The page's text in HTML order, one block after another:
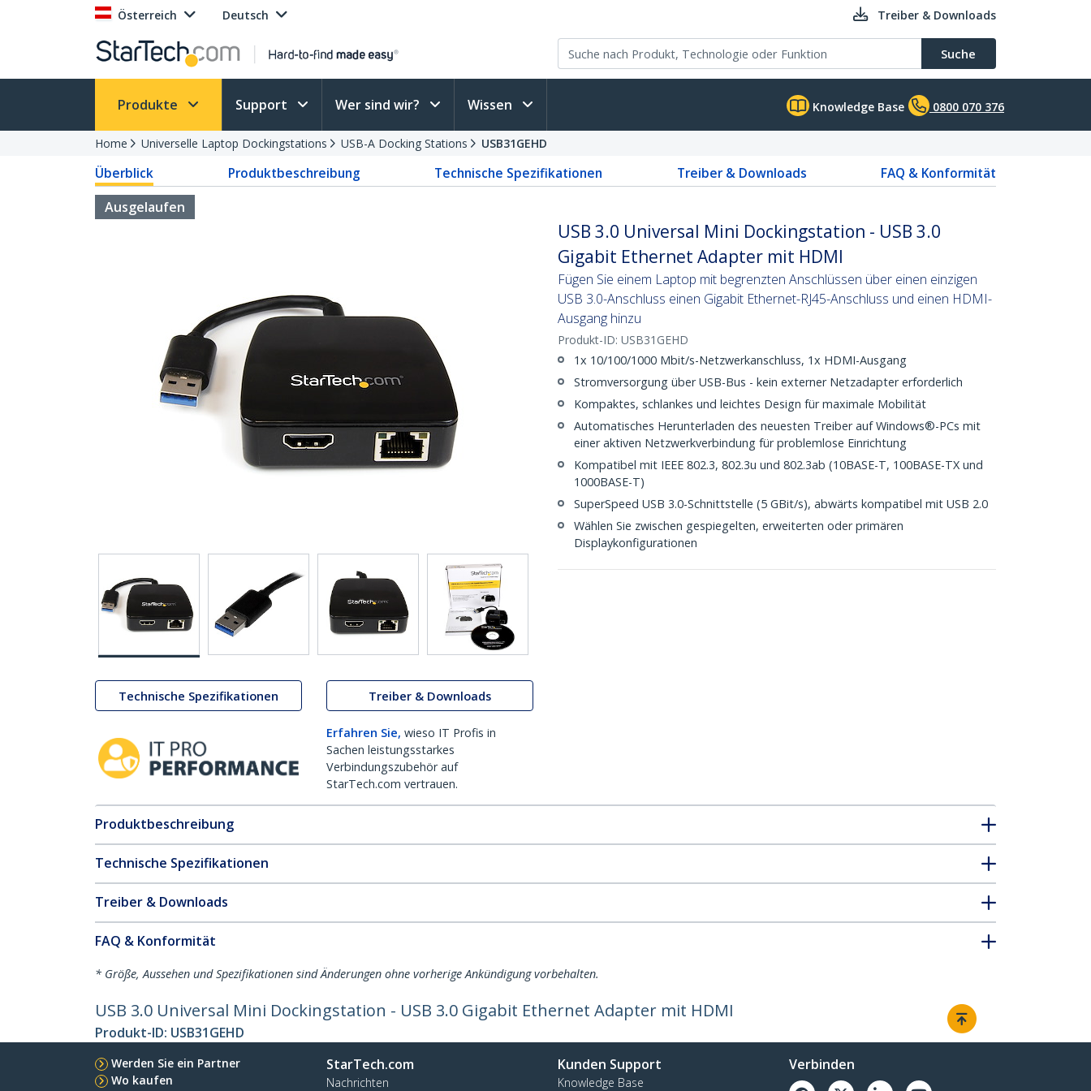
Österreich Deutsch Treiber & Downloads
Suche
Produkte Support Wer sind wir? Wissen Knowledge Base 0800 070 376
Home Universelle Laptop Dockingstations USB-A Docking Stations USB31GEHD
Überblick Produktbeschreibung Technische Spezifikationen Treiber & Downloads
FAQ & Konformität
Ausgelaufen
Technische Spezifikationen Treiber & Downloads
Erfahren Sie, wieso IT Profis in
Sachen leistungsstarkes
Verbindungszubehör auf
StarTech.com vertrauen.
USB 3.0 Universal Mini Dockingstation - USB 3.0
Gigabit Ethernet Adapter mit HDMI
Fügen Sie einem Laptop mit begrenzten Anschlüssen über einen einzigen
USB 3.0-Anschluss einen Gigabit Ethernet-RJ45-Anschluss und einen HDMI-
Ausgang hinzu
Produkt-ID: USB31GEHD
1x 10/100/1000 Mbit/s-Netzwerkanschluss, 1x HDMI-Ausgang
Stromversorgung über USB-Bus - kein externer Netzadapter erforderlich
Kompaktes, schlankes und leichtes Design für maximale Mobilität
Automatisches Herunterladen des neuesten Treiber auf Windows®-PCs mit
einer aktiven Netzwerkverbindung für problemlose Einrichtung
Kompatibel mit IEEE 802.3, 802.3u und 802.3ab (10BASE-T, 100BASE-TX und
1000BASE-T)
SuperSpeed USB 3.0-Schnittstelle (5 GBit/s), abwärts kompatibel mit USB 2.0
Wählen Sie zwischen gespiegelten, erweiterten oder primären
Displaykonfigurationen
Produktbeschreibung
Technische Spezifikationen
Treiber & Downloads
FAQ & Konformität
* Größe, Aussehen und Spezifikationen sind Änderungen ohne vorherige Ankündigung vorbehalten.
USB 3.0 Universal Mini Dockingstation - USB 3.0 Gigabit Ethernet Adapter mit HDMI
Produkt-ID: USB31GEHD
Werden Sie ein Partner
Wo kaufen
StarTech.com
Nachrichten
Kunden Support
Knowledge Base
Verbinden